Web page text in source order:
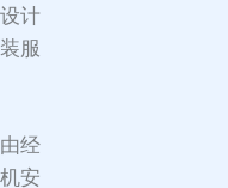
计
服
经
安